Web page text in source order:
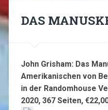
DAS
John Grisham: Das
Amerikanischen von
in der Randomhouse
2020, 367 Seiten,